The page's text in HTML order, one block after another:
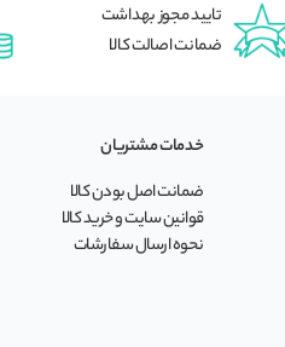
تایید مجوز بهداشت
ضمانت اصالت کالا
خدمات مشتریان
ضمانت اصل بودن کالا
قوانین سایت و خرید کالا
نحوه ارسال سفارشات